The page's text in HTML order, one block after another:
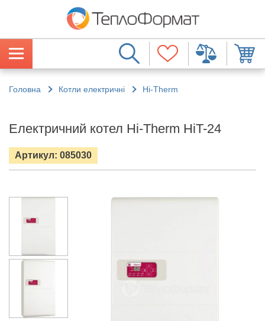
Головна Котли електричні Hi-Therm
Електричний котел Hi-Therm HiT-24
Артикул: 085030